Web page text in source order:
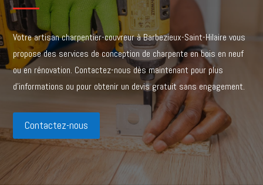
Votre artisan charpentier-couvreur àBarbezieux-Saint-Hilairevous
propose des services de conception de charpente en bois en neuf
ou en rénovation. Contactez-nous dès maintenant pour plus
d’informations ou pour obtenir un devis gratuit sans engagement.
Contactez-nous